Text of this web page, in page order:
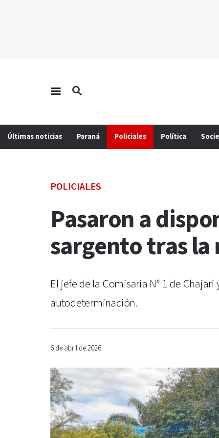
Últimas noticias Paraná Policiales Política
POLICIALES
Pasaron a
sargento tras la
El jefe de la Comisaria N° 1 de
autodeterminación.
6 de abril de 2026